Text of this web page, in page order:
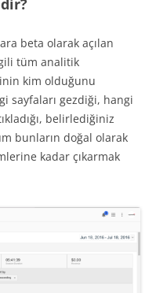
beta olarak açılan
tüm analitik
kim olduğunu
sayfaları gezdiği, hangi
belirlediğiniz
bunların doğal olarak
kadar çıkarmak